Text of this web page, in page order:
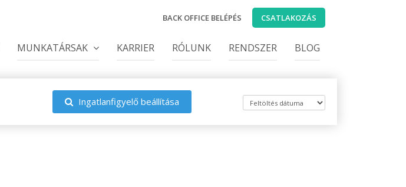
BACK OFFICE BELÉPÉS CSATLAKOZÁS
MUNKATÁRSAK KARRIER RÓLUNK RENDSZER BLOG
Ingatlanfigyelő beállítása